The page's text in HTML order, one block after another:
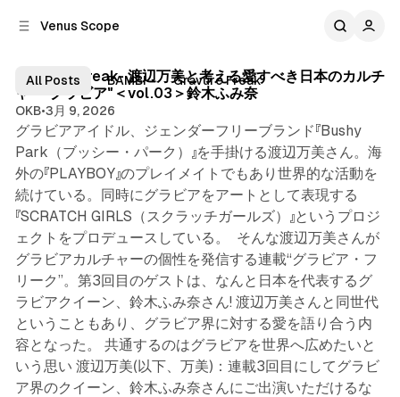
Venus Scope
V
e
n
u
s
S
c
o
p
e
All Posts BAMBI Gravure Freak
Latest
-Gravure freak- 渡辺万美と考える愛すべき日本のカルチ
ャー"グラビア"＜vol.03＞鈴木ふみ奈
OKB•3月 9, 2026
グラビアアイドル、ジェンダーフリーブランド『Bushy
Park（ブッシー・パーク）』を手掛ける渡辺万美さん。海
外の『PLAYBOY』のプレイメイトでもあり世界的な活動を
続けている。同時にグラビアをアートとして表現する
『SCRATCH GIRLS（スクラッチガールズ）』というプロジ
ェクトをプロデュースしている。 そんな渡辺万美さんが
グラビアカルチャーの個性を発信する連載“グラビア・フ
リーク”。第3回目のゲストは、なんと日本を代表するグ
ラビアクイーン、鈴木ふみ奈さん! 渡辺万美さんと同世代
ということもあり、グラビア界に対する愛を語り合う内
容となった。 共通するのはグラビアを世界へ広めたいと
いう思い 渡辺万美(以下、万美)：連載3回目にしてグラビ
ア界のクイーン、鈴木ふみ奈さんにご出演いただけるな